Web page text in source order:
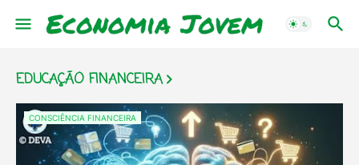
EDUCAÇÃO FINANCEIRA
CONSCIÊNCIA FINANCEIRA